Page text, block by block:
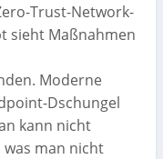
Trust-Network-
sieht Maßnahmen
Moderne
Dschungel
kann nicht
man nicht